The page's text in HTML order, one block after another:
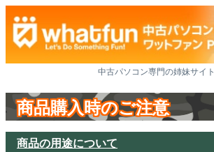
中古パソコン専門の姉妹サイト
商品購入時のご注意
商品の用途について